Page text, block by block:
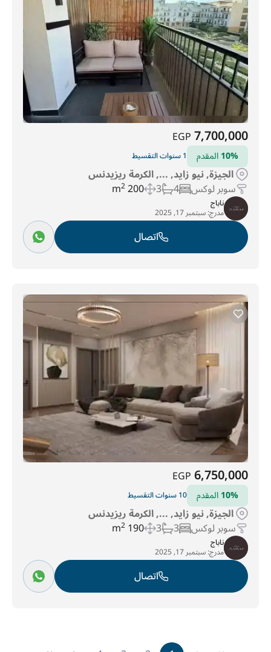
7,700,000
EGP
10%المقدم 1 سنوات التقسيط
الجيزة, نيو زايد, ..., الكرمة ريزيدنس
سوبر لوكس 4
3
200 m
2
ناباج
مدرج:سبتمبر 17, 2025
اتصال
6,750,000
EGP
10%المقدم 10 سنوات التقسيط
الجيزة, نيو زايد, ..., الكرمة ريزيدنس
سوبر لوكس 3
3
190 m
2
ناباج
مدرج:سبتمبر 17, 2025
اتصال